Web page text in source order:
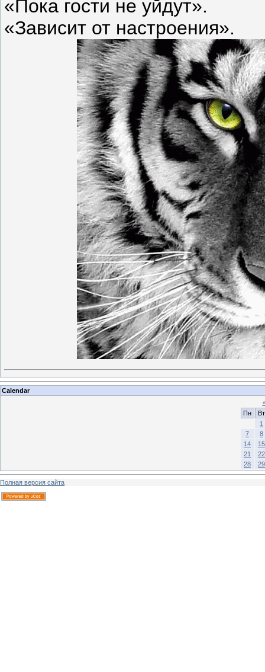
«Пока гости не уйдут».
«Зависит от настроения».
Calendar
Пн
Вт
1
7
8
14
15
21
22
28
29
Полная версия сайта